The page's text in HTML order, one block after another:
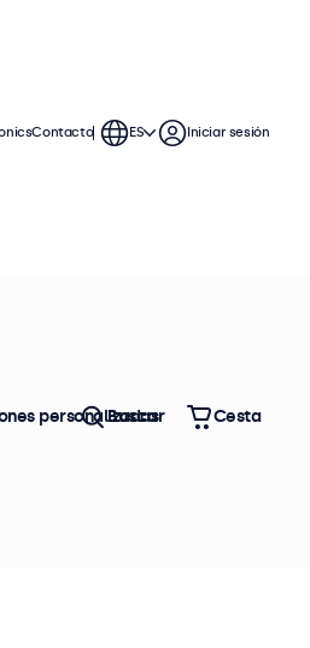
Top ventas
Contacto ES Iniciar sesión
personalizadas
Buscar Cesta